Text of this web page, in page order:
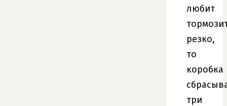
любит
резко,
то
коробка
три